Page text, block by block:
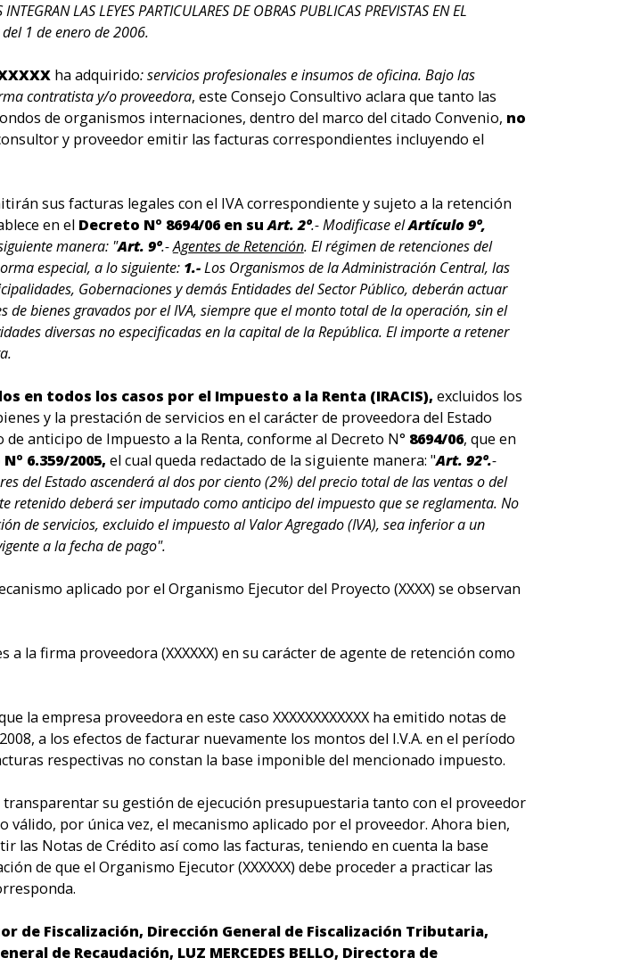
LAS LEYES PARTICULARES DE OBRAS PUBLICAS PREVISTAS EN EL
1 de enero de 2006.
ha adquirido: servicios profesionales e insumos de oficina. Bajo las
contratista y/o proveedora, este Consejo Consultivo aclara que tanto las
de organismos internaciones, dentro del marco del citado Convenio, no
y proveedor emitir las facturas correspondientes incluyendo el
sus facturas legales con el IVA correspondiente y sujeto a la retención
en el Decreto Nº 8694/06 en suArt. 2º.- Modificase elArtículo 9º,
manera: "Art. 9º.-Agentes de Retención. El régimen de retenciones del
especial, a lo siguiente: 1.-Los Organismos de la Administración Central, las
Gobernaciones y demás Entidades del Sector Público, deberán actuar
bienes gravados por el IVA, siempre que el monto total de la operación, sin el
diversas no especificadas en la capital de la República. El importe a retener
en todos los casos por el Impuesto a la Renta (IRACIS), excluidos los
y la prestación de servicios en el carácter de proveedora del Estado
anticipo de Impuesto a la Renta, conforme al Decreto N° 8694/06, que en
6.359/2005, el cual queda redactado de la siguiente manera: "Art. 92º.-
del Estado ascenderá al dos por ciento (2%) del precio total de las ventas o del
retenido deberá ser imputado como anticipo del impuesto que se reglamenta. No
de servicios, excluido el impuesto al Valor Agregado (IVA), sea inferior a un
a la fecha de pago".
aplicado por el Organismo Ejecutor del Proyecto (XXXX) se observan
la firma proveedora (XXXXXX) en su carácter de agente de retención como
la empresa proveedora en este caso XXXXXXXXXXXX ha emitido notas de
a los efectos de facturar nuevamente los montos del I.V.A. en el período
respectivas no constan la base imponible del mencionado impuesto.
su gestión de ejecución presupuestaria tanto con el proveedor
por única vez, el mecanismo aplicado por el proveedor. Ahora bien,
las Notas de Crédito así como las facturas, teniendo en cuenta la base
de que el Organismo Ejecutor (XXXXXX) debe proceder a practicar las
de Fiscalización, Dirección General de Fiscalización Tributaria,
de Recaudación, LUZ MERCEDES BELLO, Directora de